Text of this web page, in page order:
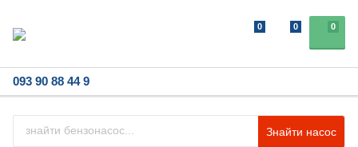
0
0 0
093 90 88 44 9
Знайти насос